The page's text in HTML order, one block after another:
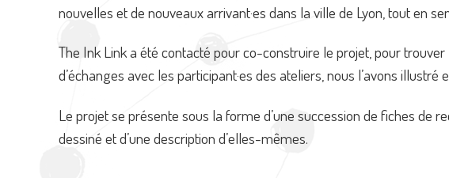
nouvelles et de nouveaux arrivant·es dans la ville de Lyon, tout en
The Ink Link a été contacté pour co-construire le projet, pour trouver
d’échanges avec les participant·es des ateliers, nous l’avons
Le projet se présente sous la forme d’une succession de fiches de
dessiné et d’une description d’elles-mêmes.